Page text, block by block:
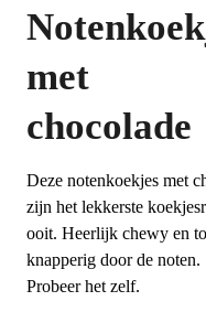
met
chocolade
Deze notenkoekjes met
zijn het lekkerste
ooit. Heerlijk chewy en
knapperig door de noten.
Probeer het zelf.